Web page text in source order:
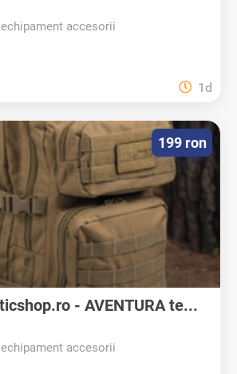
echipament accesorii
1d
- AVENTURA te...
echipament accesorii
199 ron